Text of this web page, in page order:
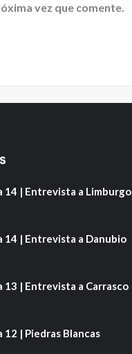
vez que comente.
14 | Entrevista a Limburgo
14 | Entrevista a Danubio
13 | Entrevista a Carrasco
| Piedras Blancas